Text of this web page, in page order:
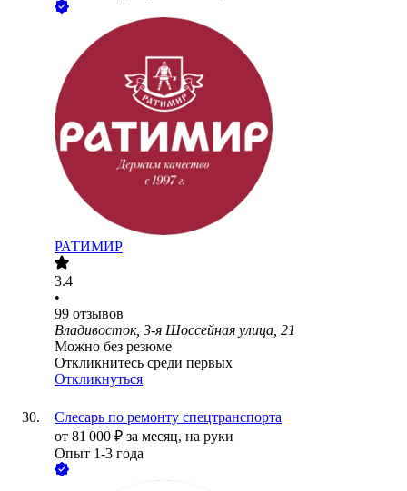
РАТИМИР
3.4
•
99 отзывов
Владивосток, 3-я Шоссейная улица, 21
Можно без резюме
Откликнитесь среди первых
Откликнуться
Слесарь по ремонту спецтранспорта
от 81 000 ₽ за месяц, на руки
Опыт 1-3 года